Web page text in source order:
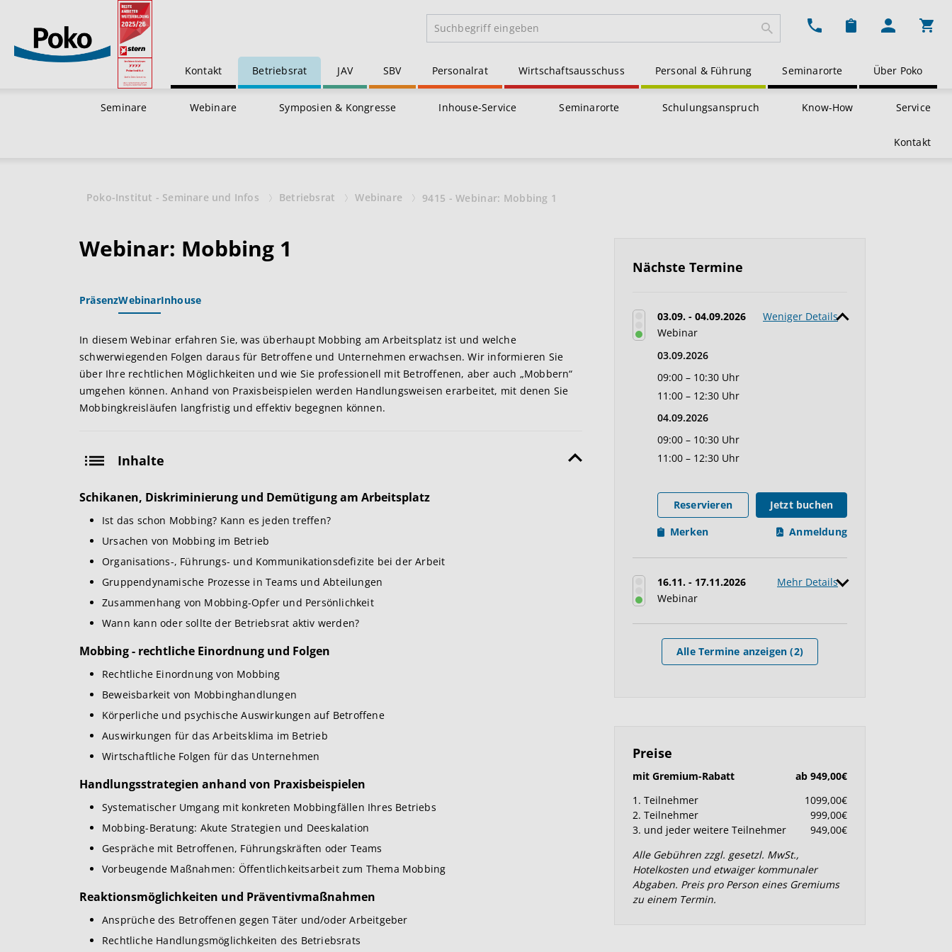
Kontakt Betriebsrat JAV SBV Personalrat Wirtschaftsausschuss Personal & Führung Seminarorte Über Poko
Seminare Webinare Symposien & Kongresse Inhouse-Service Seminarorte Schulungsanspruch Know-How Service
Kontakt
Poko-Institut - Seminare und Infos Betriebsrat Webinare 9415 - Webinar: Mobbing 1
Webinar: Mobbing 1
PräsenzWebinarInhouse
In diesem Webinar erfahren Sie, was überhaupt Mobbing am Arbeitsplatz ist und welche
schwerwiegenden Folgen daraus für Betroffene und Unternehmen erwachsen. Wir informieren Sie
über Ihre rechtlichen Möglichkeiten und wie Sie professionell mit Betroffenen, aber auch „Mobbern“
umgehen können. Anhand von Praxisbeispielen werden Handlungsweisen erarbeitet, mit denen Sie
Mobbingkreisläufen langfristig und effektiv begegnen können.
Inhalte
Schikanen, Diskriminierung und Demütigung am Arbeitsplatz
Ist das schon Mobbing? Kann es jeden treffen?
Ursachen von Mobbing im Betrieb
Organisations-, Führungs- und Kommunikationsdefizite bei der Arbeit
Gruppendynamische Prozesse in Teams und Abteilungen
Zusammenhang von Mobbing-Opfer und Persönlichkeit
Wann kann oder sollte der Betriebsrat aktiv werden?
Mobbing - rechtliche Einordnung und Folgen
Rechtliche Einordnung von Mobbing
Beweisbarkeit von Mobbinghandlungen
Körperliche und psychische Auswirkungen auf Betroffene
Auswirkungen für das Arbeitsklima im Betrieb
Wirtschaftliche Folgen für das Unternehmen
Handlungsstrategien anhand von Praxisbeispielen
Systematischer Umgang mit konkreten Mobbingfällen Ihres Betriebs
Mobbing-Beratung: Akute Strategien und Deeskalation
Gespräche mit Betroffenen, Führungskräften oder Teams
Vorbeugende Maßnahmen: Öffentlichkeitsarbeit zum Thema Mobbing
Reaktionsmöglichkeiten und Präventivmaßnahmen
Ansprüche des Betroffenen gegen Täter und/oder Arbeitgeber
Rechtliche Handlungsmöglichkeiten des Betriebsrats
Nächste Termine
03.09. - 04.09.2026
Webinar
Weniger Details
03.09.2026
09:00 – 10:30 Uhr
11:00 – 12:30 Uhr
04.09.2026
09:00 – 10:30 Uhr
11:00 – 12:30 Uhr
Reservieren
Jetzt buchen
Merken
Anmeldung
16.11. - 17.11.2026
Webinar
Mehr Details
Alle Termine anzeigen (2)
Preise
mit Gremium-Rabatt
ab 949,00€
1. Teilnehmer
1099,00€
2. Teilnehmer
999,00€
3. und jeder weitere Teilnehmer
949,00€
Alle Gebühren zzgl. gesetzl. MwSt.,
Hotelkosten und etwaiger kommunaler
Abgaben. Preis pro Person eines Gremiums
zu einem Termin.